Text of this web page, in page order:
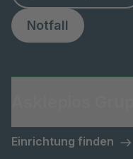
Notfall
Einrichtung finden